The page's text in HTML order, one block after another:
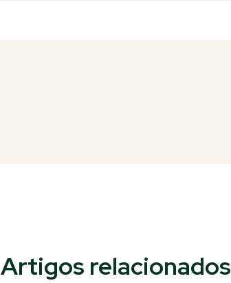
Artigos relacionados